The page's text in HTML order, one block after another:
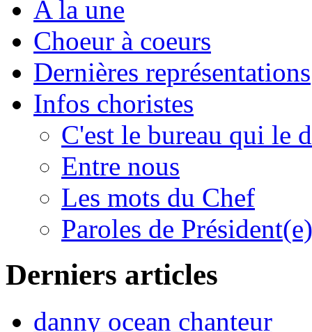
A la une
Choeur à coeurs
Dernières représentations
Infos choristes
C'est le bureau qui le
Entre nous
Les mots du Chef
Paroles de Président(e)
Derniers articles
danny ocean chanteur